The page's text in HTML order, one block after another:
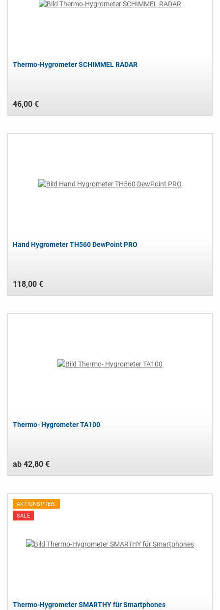
Thermo-Hygrometer SCHIMMEL RADAR
46,00 €
Hand Hygrometer TH560 DewPoint PRO
118,00 €
Thermo- Hygrometer TA100
ab 42,80 €
AKTIONSPREIS
SALE
Thermo-Hygrometer SMARTHY für Smartphones